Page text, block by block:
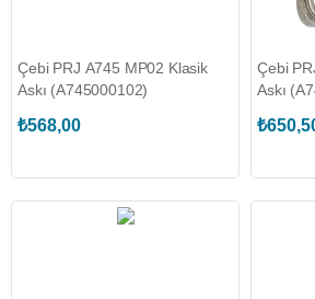
Çebi PRJ A745 MP02 Klasik
Askı (A745000102)
₺568,00
Çebi